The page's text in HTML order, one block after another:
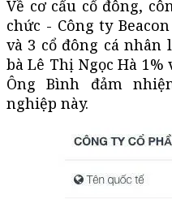
Về cơ cấu cổ đông,
chức - Công ty
và 3 cổ đông cá nhân
bà Lê Thị Ngọc Hà 1%
Ông Bình đảm
nghiệp này.